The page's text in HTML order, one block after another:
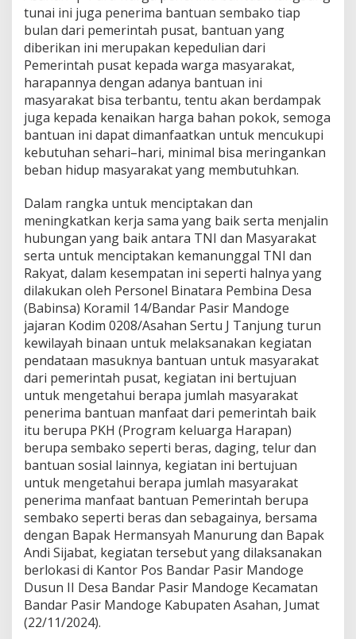
t
u
a
n
B
a
g
i
M
a
s
y
a
k
a
t
D
i
l
a
k
u
k
a
n
P
e
r
s
o
n
e
l
K
o
r
a
m
l
1
tunai ini juga penerima bantuan sembako tiap
bulan dari pemerintah pusat, bantuan yang
diberikan ini merupakan kepedulian dari
Pemerintah pusat kepada warga masyarakat,
harapannya dengan adanya bantuan ini
masyarakat bisa terbantu, tentu akan berdampak
juga kepada kenaikan harga bahan pokok, semoga
bantuan ini dapat dimanfaatkan untuk mencukupi
kebutuhan sehari–hari, minimal bisa meringankan
beban hidup masyarakat yang membutuhkan.
Dalam rangka untuk menciptakan dan
meningkatkan kerja sama yang baik serta menjalin
hubungan yang baik antara TNI dan Masyarakat
serta untuk menciptakan kemanunggal TNI dan
Rakyat, dalam kesempatan ini seperti halnya yang
dilakukan oleh Personel Binatara Pembina Desa
(Babinsa) Koramil 14/Bandar Pasir Mandoge
jajaran Kodim 0208/Asahan Sertu J Tanjung turun
kewilayah binaan untuk melaksanakan kegiatan
pendataan masuknya bantuan untuk masyarakat
dari pemerintah pusat, kegiatan ini bertujuan
untuk mengetahui berapa jumlah masyarakat
penerima bantuan manfaat dari pemerintah baik
itu berupa PKH (Program keluarga Harapan)
berupa sembako seperti beras, daging, telur dan
bantuan sosial lainnya, kegiatan ini bertujuan
untuk mengetahui berapa jumlah masyarakat
penerima manfaat bantuan Pemerintah berupa
sembako seperti beras dan sebagainya, bersama
dengan Bapak Hermansyah Manurung dan Bapak
Andi Sijabat, kegiatan tersebut yang dilaksanakan
berlokasi di Kantor Pos Bandar Pasir Mandoge
Dusun II Desa Bandar Pasir Mandoge Kecamatan
Bandar Pasir Mandoge Kabupaten Asahan, Jumat
(22/11/2024).